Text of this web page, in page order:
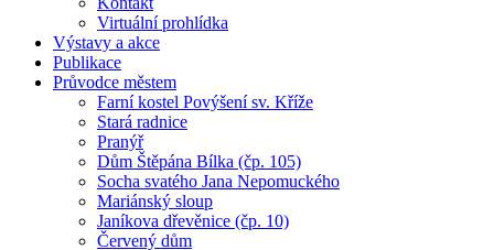
Virtuální prohlídka
Výstavy a akce
Publikace
Průvodce městem
Farní kostel Povýšení sv. Kříže
Stará radnice
Pranýř
Dům Štěpána Bílka (čp. 105)
Socha svatého Jana Nepomuckého
Mariánský sloup
Janíkova dřevěnice (čp. 10)
Červený dům